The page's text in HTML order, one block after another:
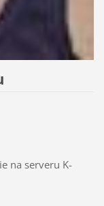
na serveru K-